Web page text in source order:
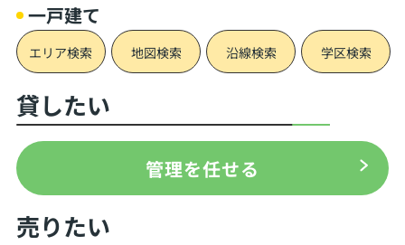
一戸建て
エリア検索 地図検索 沿線検索 学区検索
貸したい
管理を任せる
売りたい